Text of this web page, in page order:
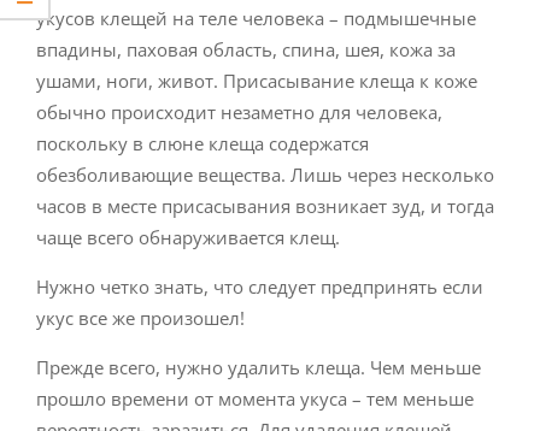
укусов клещей на теле человека – подмышечные
впадины, паховая область, спина, шея, кожа за
ушами, ноги, живот. Присасывание клеща к коже
обычно происходит незаметно для человека,
поскольку в слюне клеща содержатся
обезболивающие вещества. Лишь через несколько
часов в месте присасывания возникает зуд, и тогда
чаще всего обнаруживается клещ.
Нужно четко знать, что следует предпринять если
укус все же произошел!
Прежде всего, нужно удалить клеща. Чем меньше
прошло времени от момента укуса – тем меньше